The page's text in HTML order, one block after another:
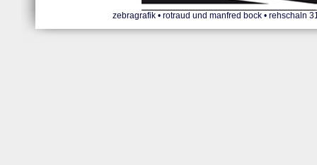
zebragrafik • rotraud und manfred bock • rehschaln